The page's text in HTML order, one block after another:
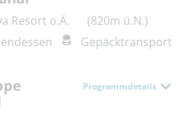
Resort o.Ä.
(820m ü.N.)
Gepäcktransport
Programmdetails